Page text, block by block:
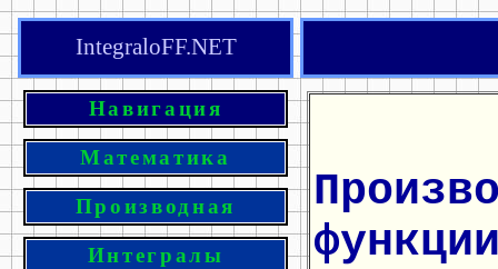
IntegraloFF.NET
Навигация
Математика
Производная
Интегралы